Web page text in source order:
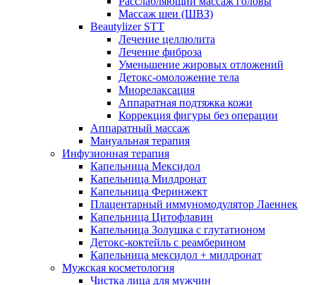
Массаж шеи (ШВЗ)
Beautylizer STT
Лечение целлюлита
Лечение фиброза
Уменьшение жировых отложений
Детокс-омоложение тела
Миорелаксация
Аппаратная подтяжка кожи
Коррекция фигуры без операции
Аппаратный массаж
Мануальная терапия
Инфузионная терапия
Капельница Мексидол
Капельница Милдронат
Капельница Феринжект
Плацентарный иммуномодулятор Лаеннек
Капельница Цитофлавин
Капельница Золушка с глутатионом
Детокс-коктейль с реамберином
Капельница мексидол + милдронат
Мужская косметология
Чистка лица для мужчин